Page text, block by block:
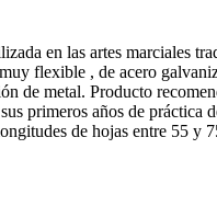
en las artes marciales
flexible , de acero
de metal. Producto
primeros años de práctica
de hojas entre 55 y